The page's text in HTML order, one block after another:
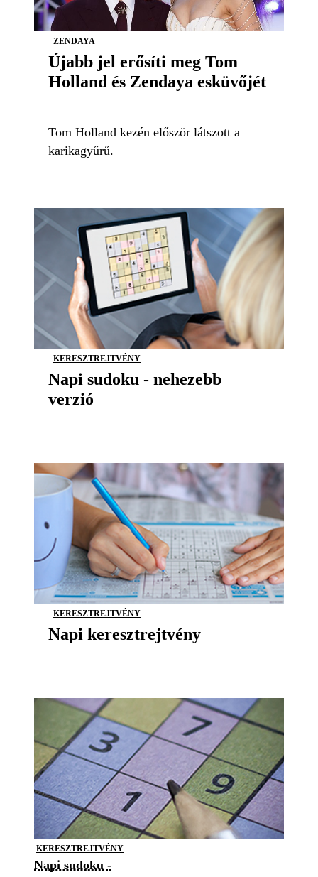
ZENDAYA
Újabb jel erősíti meg Tom
Holland és Zendaya esküvőjét
Tom Holland kezén először látszott a
karikagyűrű.
KERESZTREJTVÉNY
Napi sudoku - nehezebb
verzió
KERESZTREJTVÉNY
Napi keresztrejtvény
KERESZTREJTVÉNY
Napi sudoku -